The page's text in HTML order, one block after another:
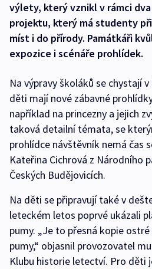
výlety, který vznikl v rámci
projektu, který má studenty
míst i do přírody. Památkáři
expozice i scénáře prohlídek.
Na výpravy školáků se chystají
děti mají nové zábavné
například na princezny a jejich
taková detailní témata, se
prohlídce návštěvník nemá čas
Kateřina Cichrová z Národního
Českých Budějovicích.
Na děti se připravují také v
leteckém letos poprvé ukázali
pumy. „Je to přesná kopie
pumy,“ objasnil provozovatel
Klubu historie letectví. Pro děti